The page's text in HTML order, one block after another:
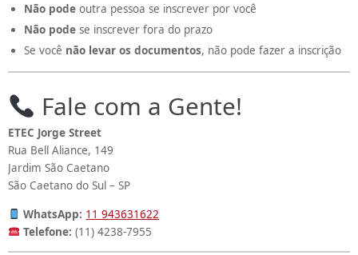
Não pode outra pessoa se inscrever por você
Não pode se inscrever fora do prazo
Se você não levar os documentos, não pode fazer a inscrição
Fale com a Gente!
ETEC Jorge Street
Rua Bell Aliance, 149
Jardim São Caetano
São Caetano do Sul – SP
WhatsApp: 11 943631622
Telefone: (11) 4238-7955